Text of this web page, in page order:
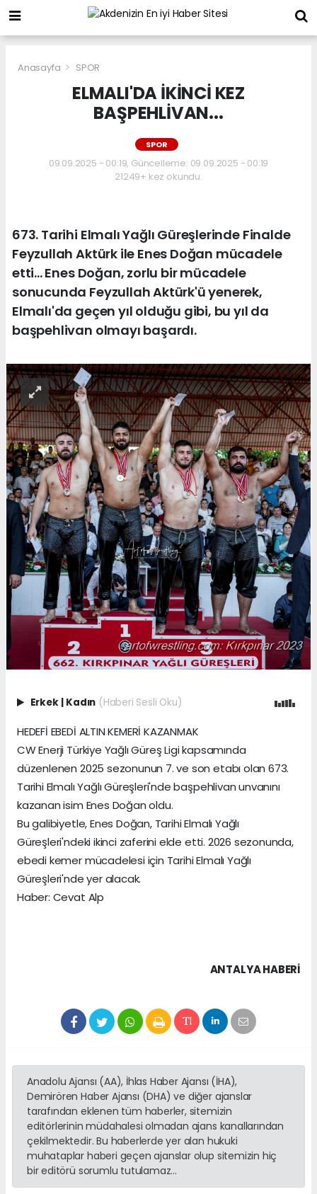
Anasayfa SPOR
ELMALI'DA İKİNCİ KEZ
BAŞPEHLİVAN...
SPOR
09.09.2025 - 00:19, Güncelleme: 09.09.2025 - 00:19
21249+ kez okundu.
673. Tarihi Elmalı Yağlı Güreşlerinde Finalde
Feyzullah Aktürk ile Enes Doğan mücadele
etti... Enes Doğan, zorlu bir mücadele
sonucunda Feyzullah Aktürk'ü yenerek,
Elmalı'da geçen yıl olduğu gibi, bu yıl da
başpehlivan olmayı başardı.
Erkek | Kadın (Haberi Sesli Oku)
HEDEFİ EBEDİ ALTIN KEMERİ KAZANMAK
CW Enerji Türkiye Yağlı Güreş Ligi kapsamında
düzenlenen 2025 sezonunun 7. ve son etabı olan 673.
Tarihi Elmalı Yağlı Güreşleri'nde başpehlivan unvanını
kazanan isim Enes Doğan oldu.
Bu galibiyetle, Enes Doğan, Tarihi Elmalı Yağlı
Güreşleri'ndeki ikinci zaferini elde etti. 2026 sezonunda,
ebedi kemer mücadelesi için Tarihi Elmalı Yağlı
Güreşleri'nde yer alacak.
Haber: Cevat Alp
ANTALYA HABERİ
Anadolu Ajansı (AA), İhlas Haber Ajansı (İHA),
Demirören Haber Ajansı (DHA) ve diğer ajanslar
tarafından eklenen tüm haberler, sitemizin
editörlerinin müdahalesi olmadan ajans kanallarından
çekilmektedir. Bu haberlerde yer alan hukuki
muhataplar haberi geçen ajanslar olup sitemizin hiç
bir editörü sorumlu tutulamaz...